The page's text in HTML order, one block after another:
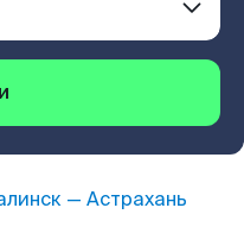
— Астрахань